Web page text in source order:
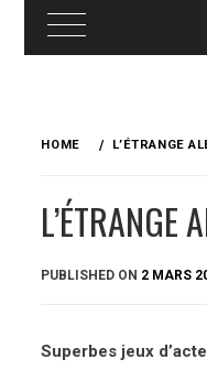
HOME L’ÉTRANGE
L’ÉTRANGE
PUBLISHED ON 2 MARS
Superbes jeux